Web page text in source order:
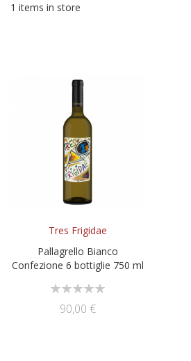
1 items in store
Tres Frigidae
Pallagrello Bianco
Confezione 6 bottiglie 750 ml
Rating:
90,00 €